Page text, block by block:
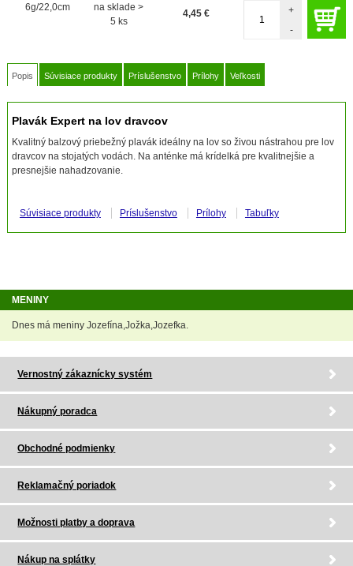
6g/22,0cm
na sklade >
5 ks
4,45 €
-
+
Popis Súvisiace produkty Príslušenstvo Prílohy Veľkosti
Plavák Expert na lov dravcov
Kvalitný balzový priebežný plavák ideálny na lov so živou nástrahou pre lov
dravcov na stojatých vodách. Na anténke má krídelká pre kvalitnejšie a
presnejšie nahadzovanie.
Súvisiace produkty Príslušenstvo Prílohy Tabuľky
MENINY
Dnes má meniny Jozefína,Jožka,Jozefka.
Vernostný zákaznícky systém
Nákupný poradca
Obchodné podmienky
Reklamačný poriadok
Možnosti platby a doprava
Nákup na splátky